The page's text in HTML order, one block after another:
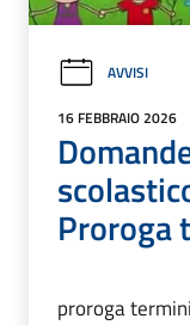
AVVISI
16 FEBBRAIO 2026
Proroga
proroga